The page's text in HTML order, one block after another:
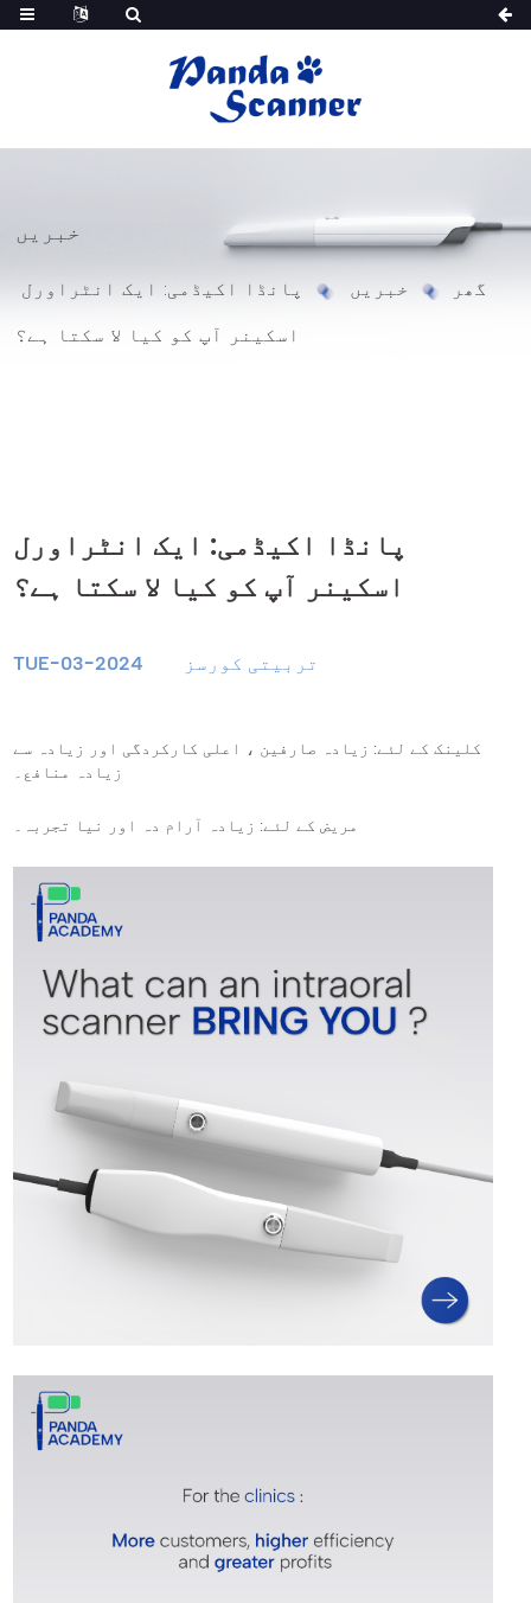
خبریں
گھر خبریں پانڈا اکیڈمی: ایک انٹراورل
اسکینر آپ کو کیا لا سکتا ہے؟
پانڈا اکیڈمی: ایک انٹراورل
اسکینر آپ کو کیا لا سکتا ہے؟
TUE-03-2024 تربیتی کورسز
کلینک کے لئے: زیادہ صارفین ، اعلی کارکردگی اور زیادہ سے
زیادہ منافع۔
مریض کے لئے: زیادہ آرام دہ اور نیا تجربہ۔